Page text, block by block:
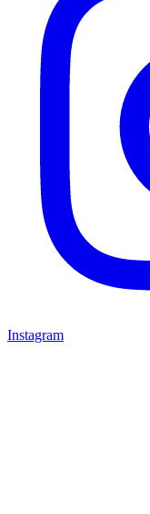
Instagram